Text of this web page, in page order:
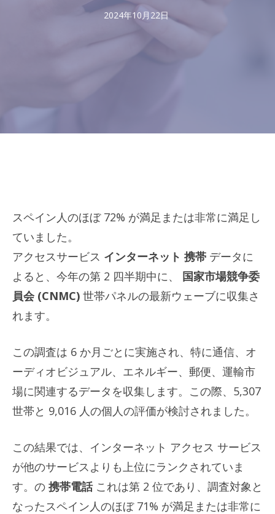
2024年10月22日
スペイン人のほぼ 72% が満足または非常に満足し
ていました。
アクセスサービス インターネット 携帯 データに
よると、今年の第 2 四半期中に、 国家市場競争委
員会 (CNMC) 世帯パネルの最新ウェーブに収集さ
れます。
この調査は 6 か月ごとに実施され、特に通信、オ
ーディオビジュアル、エネルギー、郵便、運輸市
場に関連するデータを収集します。この際、5,307
世帯と 9,016 人の個人の評価が検討されました。
この結果では、インターネット アクセス サービス
が他のサービスよりも上位にランクされていま
す。の 携帯電話これは第 2 位であり、調査対象と
なったスペイン人のほぼ 71% が満足または非常に